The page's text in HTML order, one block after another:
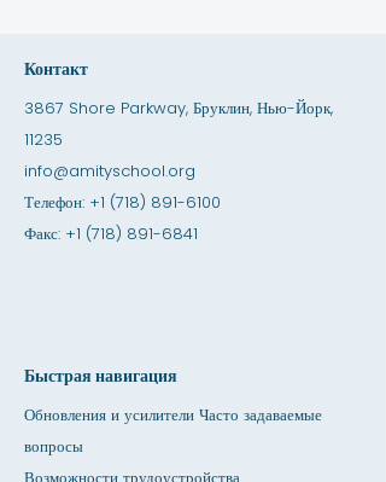
Контакт
3867 Shore Parkway, Бруклин, Нью-Йорк,
11235
info@amityschool.org
Телефон: +1 (718) 891-6100
Факс: +1 (718) 891-6841
Быстрая навигация
Обновления и усилители Часто задаваемые
вопросы